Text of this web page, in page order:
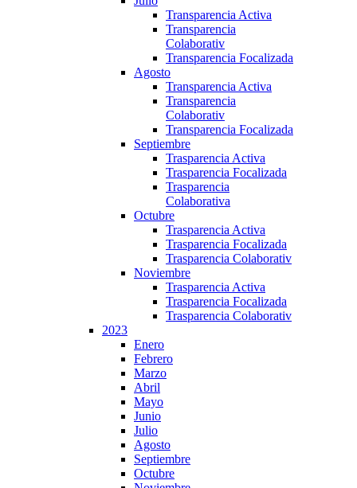
Transparencia Activa
Transparencia
Colaborativ
Transparencia Focalizada
Agosto
Transparencia Activa
Transparencia
Colaborativ
Transparencia Focalizada
Septiembre
Trasparencia Activa
Trasparencia Focalizada
Trasparencia
Colaborativa
Octubre
Trasparencia Activa
Trasparencia Focalizada
Trasparencia Colaborativ
Noviembre
Trasparencia Activa
Trasparencia Focalizada
Trasparencia Colaborativ
2023
Enero
Febrero
Marzo
Abril
Mayo
Junio
Julio
Agosto
Septiembre
Octubre